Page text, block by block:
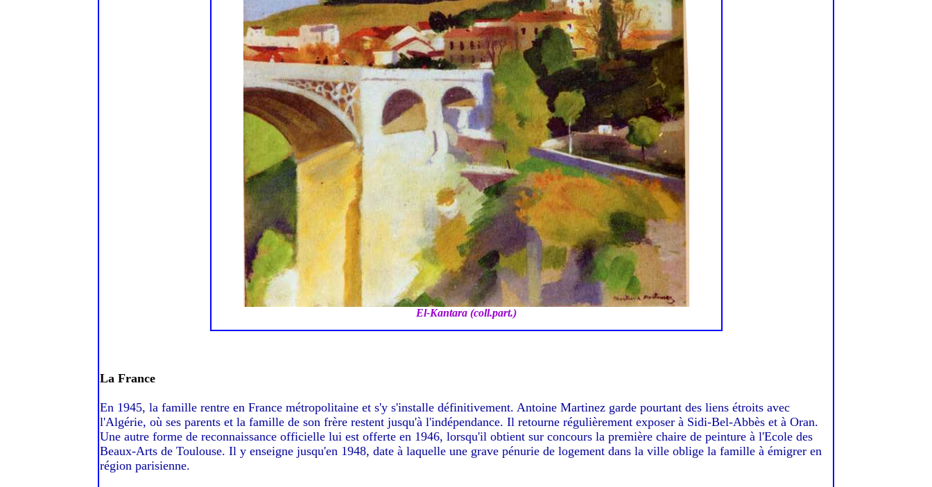
El-Kantara (coll.part.)
La France
En 1945, la famille rentre en France métropolitaine et s'y s'installe définitivement. Antoine Martinez garde pourtant des liens étroits avec
l'Algérie, où ses parents et la famille de son frère restent jusqu'à l'indépendance. Il retourne régulièrement exposer à Sidi-Bel-Abbès et à Oran.
Une autre forme de reconnaissance officielle lui est offerte en 1946, lorsqu'il obtient sur concours la première chaire de peinture à l'Ecole des
Beaux-Arts de Toulouse. Il y enseigne jusqu'en 1948, date à laquelle une grave pénurie de logement dans la ville oblige la famille à émigrer en
région parisienne.